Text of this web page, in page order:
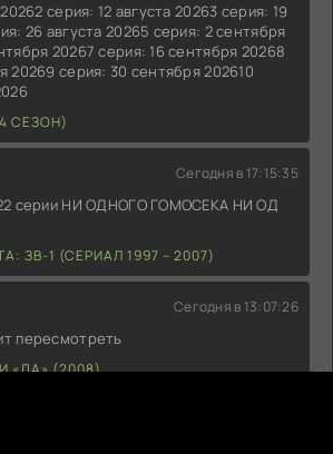
серия: 12 августа 20263 серия: 19
26 августа 20265 серия: 2 сентября
20267 серия: 16 сентября 20268
20269 серия: 30 сентября 202610
СЕЗОН)
Сегодня в 17:15:35
серии НИ ОДНОГО ГОМОСЕКА НИ ОД
ЗВ-1 (СЕРИАЛ 1997 – 2007)
Сегодня в 13:07:26
пересмотреть
«ДА» (2008)